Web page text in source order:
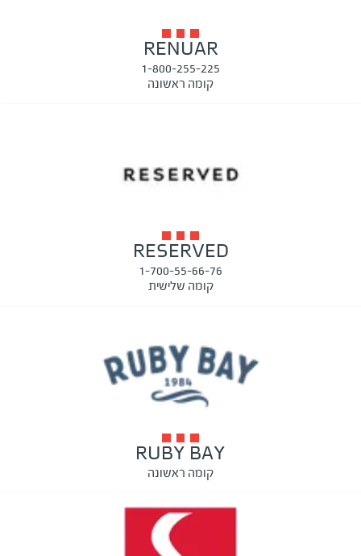
RENUAR
1-800-255-225
קומה ראשונה
RESERVED
1-700-55-66-76
קומה שלישית
RUBY BAY
קומה ראשונה